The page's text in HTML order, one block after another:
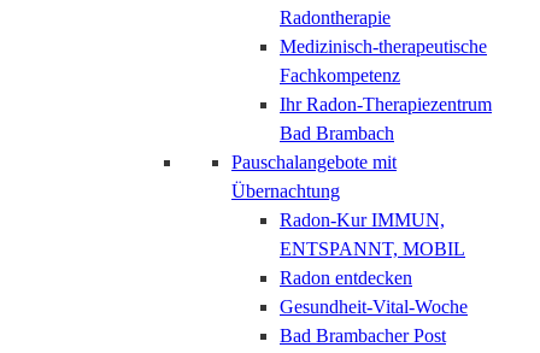
Radontherapie
Medizinisch-therapeutische
Fachkompetenz
Ihr Radon-Therapiezentrum
Bad Brambach
Pauschalangebote mit
Übernachtung
Radon-Kur IMMUN,
ENTSPANNT, MOBIL
Radon entdecken
Gesundheit-Vital-Woche
Bad Brambacher Post